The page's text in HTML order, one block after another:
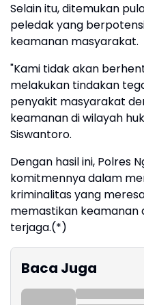
Selain itu, ditemukan
peledak yang
keamanan masyarakat.
"Kami tidak akan
melakukan tindakan
penyakit masyarakat
keamanan di wilayah
Siswantoro.
Dengan hasil ini, Polres
komitmennya dalam
kriminalitas yang
memastikan
terjaga.(*)
Baca Juga